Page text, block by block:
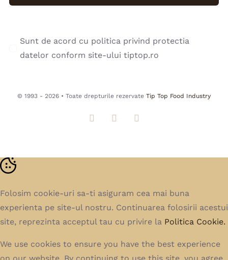
Sunt de acord cu politica privind protectia
datelor conform site-ului tiptop.ro
© 1993 - 2026 • Toate drepturile rezervate Tip Top Food Industry
Folosim cookie-uri sa-ti asiguram cea mai buna
experienta pe site-ul nostru. Continuarea folosirii acestui
site, reprezinta acceptul tau cu privire la Politica Cookie.
We use cookies to ensure you have the best experience